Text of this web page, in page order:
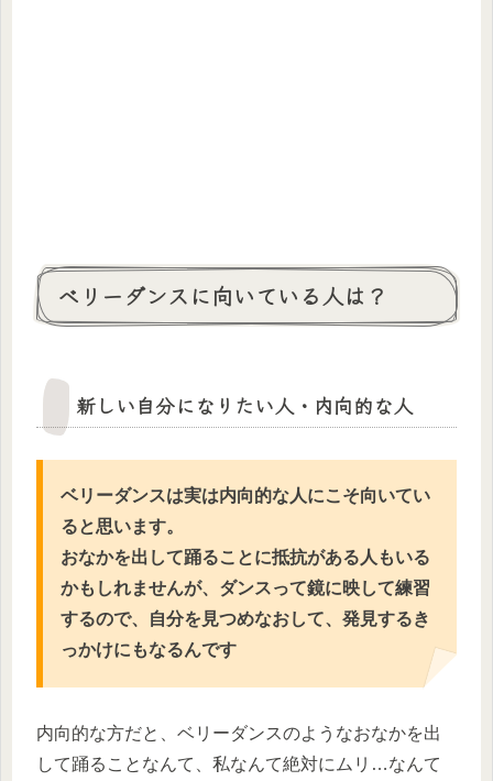
ベリーダンスに向いている人は？
新しい自分になりたい人・内向的な人
ベリーダンスは実は内向的な人にこそ向いてい
ると思います。
おなかを出して踊ることに抵抗がある人もいる
かもしれませんが、ダンスって鏡に映して練習
するので、自分を見つめなおして、発見するき
っかけにもなるんです
内向的な方だと、ベリーダンスのようなおなかを出
して踊ることなんて、私なんて絶対にムリ…なんて